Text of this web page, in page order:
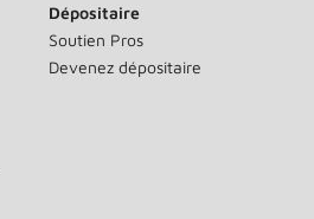
Dépositaire
Soutien Pros
Devenez dépositaire